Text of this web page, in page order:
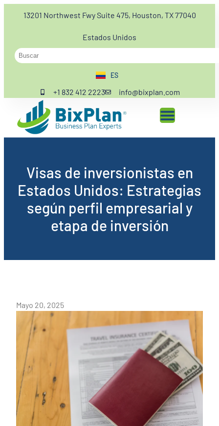
13201 Northwest Fwy Suite 475, Houston, TX 77040
Estados Unidos
ES
EN
+1 832 412 2223 info@bixplan.com
Visas de inversionistas en
Estados Unidos: Estrategias
según perfil empresarial y
etapa de inversión
Mayo 20, 2025